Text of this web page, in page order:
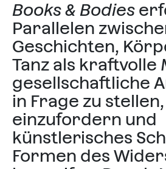
Books & Bodies
Parallelen
Geschichten,
Tanz als kraftvolle
gesellschaftliche
in Frage zu
einzufordern und
künstlerisches
Formen des